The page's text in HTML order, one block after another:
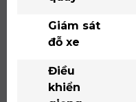
Giám sát
đỗ xe
Điều
khiển